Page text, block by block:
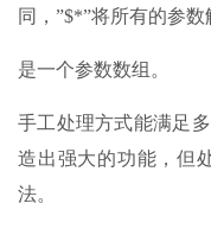
同，”$*”将所有的参
是一个参数数组。
手工处理方式能满足
造出强大的功能，但
法。